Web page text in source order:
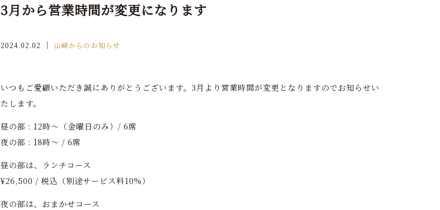
3月から営業時間が変更になります
2024.02.02 ｜ 山崎からのお知らせ
いつもご愛顧いただき誠にありがとうございます。3月より営業時間が変更となりますのでお知らせい
たします。
昼の部 : 12時〜（金曜日のみ）/ 6席
夜の部 : 18時〜 / 6席
昼の部は、ランチコース
¥26,500 / 税込（別途サービス料10%）
夜の部は、おまかせコース